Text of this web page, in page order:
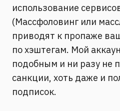
использование
(Массфоловинг или
приводят к пропаже
по хэштегам. Мой
подобным и ни разу не
санкции, хоть даже и
подписок.